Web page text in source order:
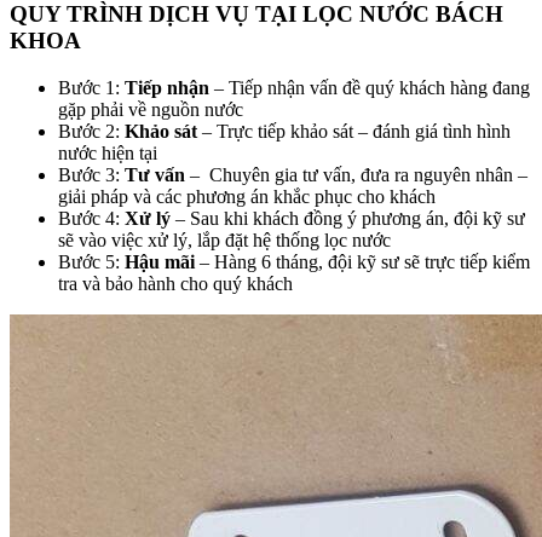
QUY TRÌNH DỊCH VỤ TẠI LỌC NƯỚC BÁCH
KHOA
Bước 1: Tiếp nhận – Tiếp nhận vấn đề quý khách hàng đang
gặp phải về nguồn nước
Bước 2: Khảo sát – Trực tiếp khảo sát – đánh giá tình hình
nước hiện tại
Bước 3: Tư vấn – Chuyên gia tư vấn, đưa ra nguyên nhân –
giải pháp và các phương án khắc phục cho khách
Bước 4: Xử lý – Sau khi khách đồng ý phương án, đội kỹ sư
sẽ vào việc xử lý, lắp đặt hệ thống lọc nước
Bước 5: Hậu mãi – Hàng 6 tháng, đội kỹ sư sẽ trực tiếp kiểm
tra và bảo hành cho quý khách